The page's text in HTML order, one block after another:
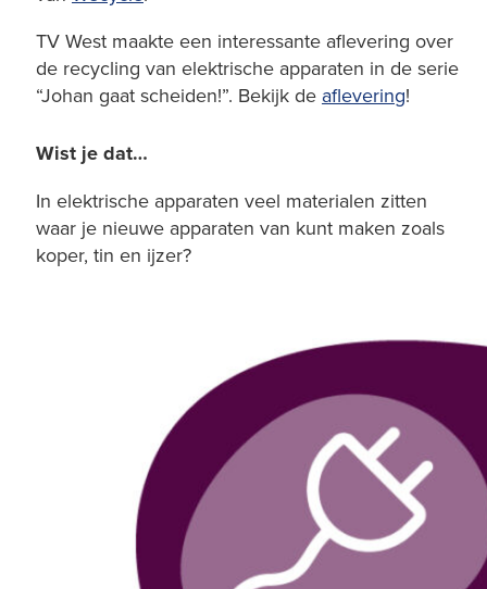
TV West maakte een interessante aflevering over
de recycling van elektrische apparaten in de serie
“Johan gaat scheiden!”. Bekijk de aflevering!
Wist je dat…
In elektrische apparaten veel materialen zitten
waar je nieuwe apparaten van kunt maken zoals
koper, tin en ijzer?